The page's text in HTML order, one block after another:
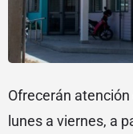
Ofrecerán
lunes a viernes, a